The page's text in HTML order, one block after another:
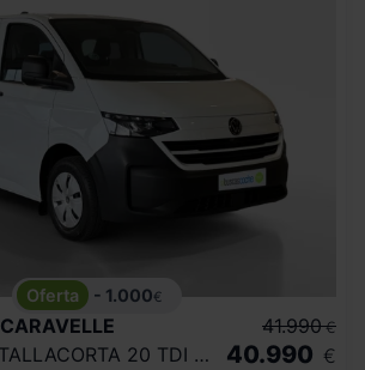
- 1.000€
CARAVELLE
CARAVELLE BATALLACORTA 20 TDI 150CV AUT
41.990 €
40.990 €